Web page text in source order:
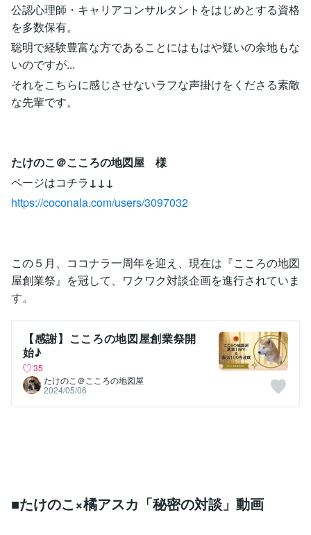
公認心理師・キャリアコンサルタントをはじめとする資格
を多数保有。
聡明で経験豊富な方であることにはもはや疑いの余地もな
いのですが...
それをこちらに感じさせないラフな声掛けをくださる素敵
な先輩です。
たけのこ＠こころの地図屋 様
ページはコチラ↓↓↓
https://coconala.com/users/3097032
この５月、ココナラ一周年を迎え、現在は『こころの地図
屋創業祭』を冠して、ワクワク対談企画を進行されていま
す。
【感謝】こころの地図屋創業祭開
始♪
35
たけのこ＠こころの地図屋
2024/05/06
■たけのこ×橘アスカ「秘密の対談」動画